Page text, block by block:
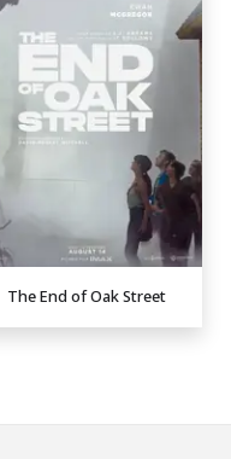
The End of Oak Street